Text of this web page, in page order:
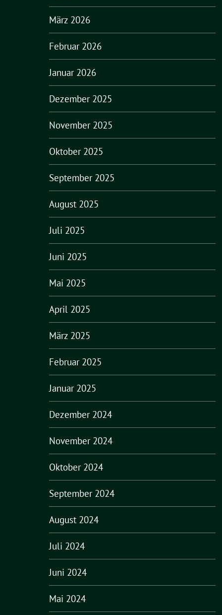
März 2026
Februar 2026
Januar 2026
Dezember 2025
November 2025
Oktober 2025
September 2025
August 2025
Juli 2025
Juni 2025
Mai 2025
April 2025
März 2025
Februar 2025
Januar 2025
Dezember 2024
November 2024
Oktober 2024
September 2024
August 2024
Juli 2024
Juni 2024
Mai 2024